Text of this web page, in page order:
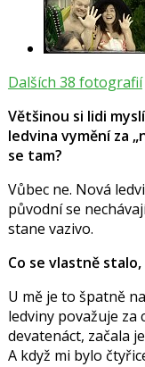
Dalších 38 fotografií
Většinou si lidi
ledvina vymění za
se tam?
Vůbec ne. Nová
původní se
stane vazivo.
Co se vlastně
U mě je to špatně
ledviny považuje za
devatenáct, začala
A když mi bylo